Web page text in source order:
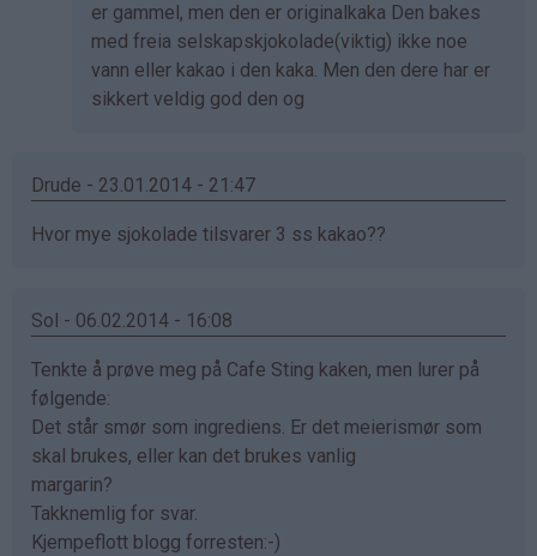
sandanger
(ikke
bekreftet)
er gammel, men den er originalkaka Den bakes
med freia selskapskjokolade(viktig) ikke noe
vann eller kakao i den kaka. Men den dere har er
sikkert veldig god den og
Drude - 23.01.2014 - 21:47
Hvor mye sjokolade tilsvarer 3 ss kakao??
Sol - 06.02.2014 - 16:08
Tenkte å prøve meg på Cafe Sting kaken, men lurer på
følgende:
Det står smør som ingrediens. Er det meierismør som
skal brukes, eller kan det brukes vanlig
margarin?
Takknemlig for svar.
Kjempeflott blogg forresten:-)